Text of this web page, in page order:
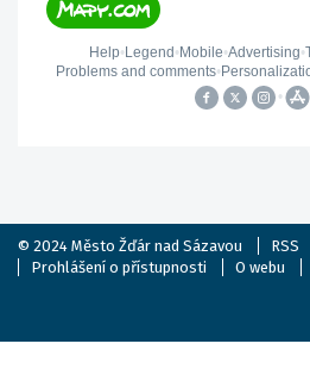
© 2024 Město Žďár nad Sázavou RSS
Prohlášení o přístupnosti
O webu